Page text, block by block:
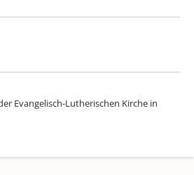
Evangelisch-Lutherischen Kirche in